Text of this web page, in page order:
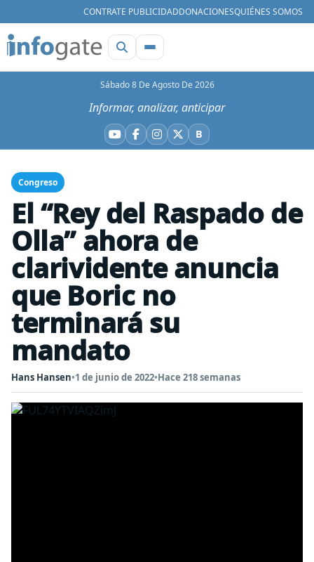
CONTRATE PUBLICIDADDONACIONESQUIÉNES SOMOS
Sábado 8 De Agosto De 2026
Informar, analizar, anticipar
YouTube
Facebook
Instagram
X BBluesky
Congreso
El “Rey del Raspado de
Olla” ahora de
clarividente anuncia
que Boric no
terminará su
mandato
Hans Hansen•1 de junio de 2022•Hace 218 semanas